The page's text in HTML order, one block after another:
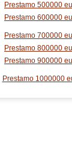
Prestamo 500000
Prestamo 600000
Prestamo 700000
Prestamo 800000
Prestamo 900000
Prestamo 1000000